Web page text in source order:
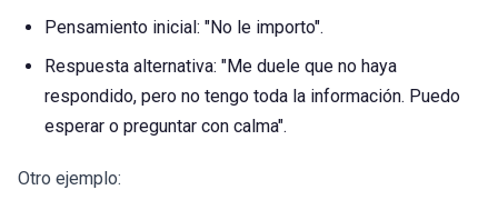
Pensamiento inicial: "No le importo".
Respuesta alternativa: "Me duele que no haya
respondido, pero no tengo toda la información. Puedo
esperar o preguntar con calma".
Otro ejemplo: